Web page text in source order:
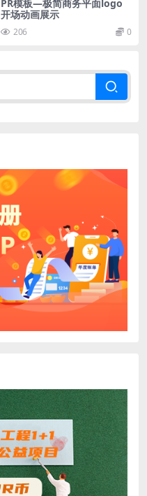
PR模板—极简商务平面logo
开场动画展示
206 0